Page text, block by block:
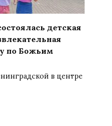
детская
по Божьим
в центре